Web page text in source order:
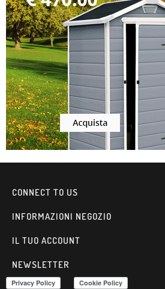
CONNECT TO US
INFORMAZIONI NEGOZIO
IL TUO ACCOUNT
NEWSLETTER